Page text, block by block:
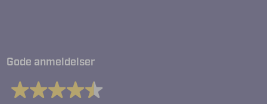
Gode anmeldelser